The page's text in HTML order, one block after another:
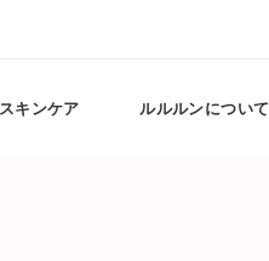
スキンケア ルルルンについて